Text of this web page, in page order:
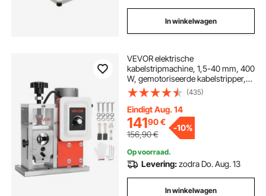
In winkelwagen
VEVOR elektrische
kabelstripmachine, 1,5-40 mm, 400
W, gemotoriseerde kabelstripper,
9,84 IPS (15 m/min) draadstripper
met messen, V-vormige rollen,
koelventilator, kabelstripmachine
(435)
Eindigt Aug. 14
14190€
156,90€
-10%
Op voorraad.
Levering:zodra Do. Aug. 13
In winkelwagen